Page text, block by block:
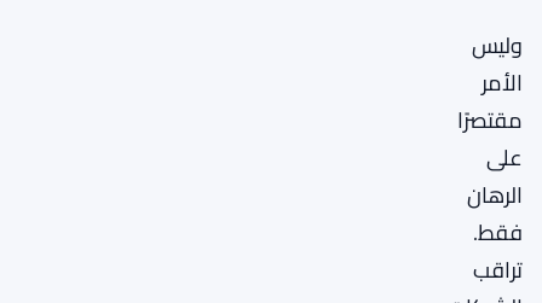
وليس
الأمر
مقتصرًا
على
الرهان
فقط.
تراقب